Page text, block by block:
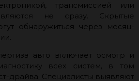
трансмиссией или
не сразу. Скрытые
обнаружиться через месяц-
авто включает осмотр и
всех систем, в том
драйва. Специалисты выявляют